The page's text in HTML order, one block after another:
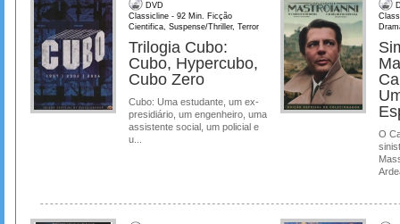
DVD
Classicline - 92 Min. Ficção
Cientifica, Suspense/Thriller, Terror
Trilogia Cubo:
Cubo, Hypercubo,
Cubo Zero
Cubo: Uma estudante, um ex-
presidiário, um engenheiro, uma
assistente social, um policial e
u...
O